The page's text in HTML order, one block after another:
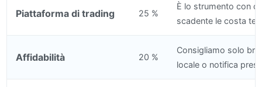
Piattaforma di trading 25 %
È lo strumento con
scadente le costa
Affidabilità 20 %
Consigliamo solo
locale o notifica